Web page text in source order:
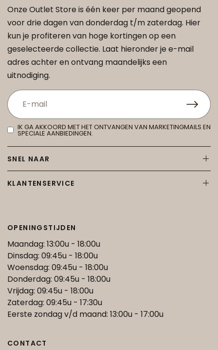
Onze Outlet Store is één keer per maand geopend
voor drie dagen van donderdag t/m zaterdag. Hier
kun je profiteren van hoge kortingen op een
geselecteerde collectie. Laat hieronder je e-mail
adres achter en ontvang maandelijks een
uitnodiging.
IK GA AKKOORD MET HET ONTVANGEN VAN MARKETINGMAILS EN
SPECIALE AANBIEDINGEN.
SNEL NAAR
KLANTENSERVICE
OPENINGSTIJDEN
Maandag: 13:00u - 18:00u
Dinsdag: 09:45u - 18:00u
Woensdag: 09:45u - 18:00u
Donderdag: 09:45u - 18:00u
Vrijdag: 09:45u - 18:00u
Zaterdag: 09:45u - 17:30u
Eerste zondag v/d maand: 13:00u - 17:00u
CONTACT